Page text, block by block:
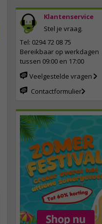
Klantenservice
Stel je vraag.
Tel: 0294 72 08 75
Bereikbaar op werkdagen
tussen 09:00 en 17:00
Veelgestelde vragen
Contactformulier